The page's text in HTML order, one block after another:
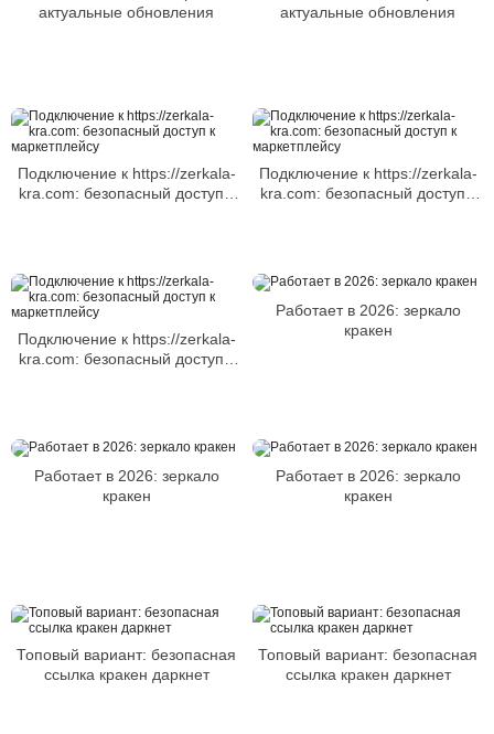
актуальные обновления
актуальные обновления
Подключение к https://zerkala-
kra.com: безопасный доступ к
Подключение к https://zerkala-
kra.com: безопасный доступ к
Подключение к https://zerkala-
kra.com: безопасный доступ к
Работает в 2026: зеркало
кракен
Работает в 2026: зеркало
кракен
Работает в 2026: зеркало
кракен
Топовый вариант: безопасная
ссылка кракен даркнет
Топовый вариант: безопасная
ссылка кракен даркнет